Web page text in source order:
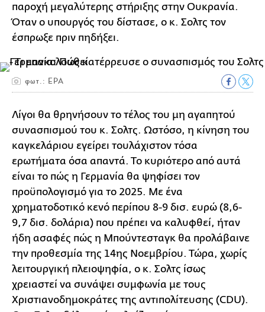
παροχή μεγαλύτερης στήριξης στην Ουκρανία.
Όταν ο υπουργός του δίστασε, ο κ. Σολτς τον
έσπρωξε πριν πηδήξει.
φωτ.: ΕΡΑ
Λίγοι θα θρηνήσουν το τέλος του μη αγαπητού
συνασπισμού του κ. Σολτς. Ωστόσο, η κίνηση του
καγκελάριου εγείρει τουλάχιστον τόσα
ερωτήματα όσα απαντά. Το κυριότερο από αυτά
είναι το πώς η Γερμανία θα ψηφίσει τον
προϋπολογισμό για το 2025. Με ένα
χρηματοδοτικό κενό περίπου 8-9 δισ. ευρώ (8,6-
9,7 δισ. δολάρια) που πρέπει να καλυφθεί, ήταν
ήδη ασαφές πώς η Μπούντεσταγκ θα προλάβαινε
την προθεσμία της 14ης Νοεμβρίου. Τώρα, χωρίς
λειτουργική πλειοψηφία, ο κ. Σολτς ίσως
χρειαστεί να συνάψει συμφωνία με τους
Χριστιανοδημοκράτες της αντιπολίτευσης (CDU).